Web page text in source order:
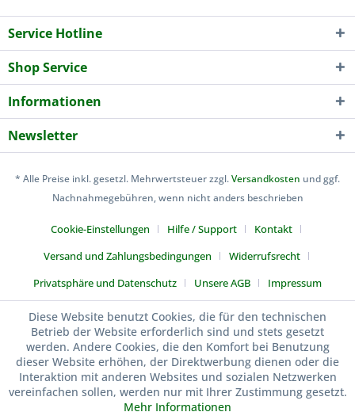
Service Hotline
Shop Service
Informationen
Newsletter
* Alle Preise inkl. gesetzl. Mehrwertsteuer zzgl.Versandkosten und ggf.
Nachnahmegebühren, wenn nicht anders beschrieben
Cookie-Einstellungen Hilfe / Support
Kontakt
Versand und Zahlungsbedingungen
Widerrufsrecht
Privatsphäre und Datenschutz
Unsere AGB
Impressum
Kuen-Sports
Diese Website benutzt Cookies, die für den technischen
Betrieb der Website erforderlich sind und stets gesetzt
werden. Andere Cookies, die den Komfort bei Benutzung
dieser Website erhöhen, der Direktwerbung dienen oder die
Interaktion mit anderen Websites und sozialen Netzwerken
vereinfachen sollen, werden nur mit Ihrer Zustimmung gesetzt.
Mehr Informationen